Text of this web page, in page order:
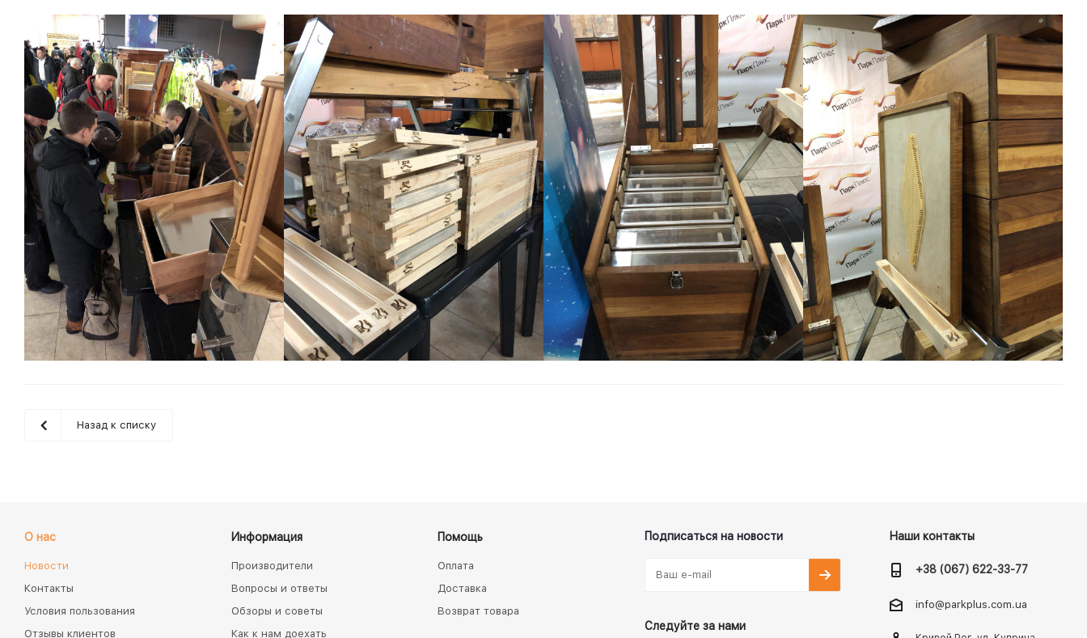
Назад к списку
О нас
Новости
Контакты
Условия пользования
Отзывы клиентов
Информация
Производители
Вопросы и ответы
Обзоры и советы
Как к нам доехать
Помощь
Оплата
Доставка
Возврат товара
Подписаться на новости
Следуйте за нами
Наши контакты
+38 (067) 622-33-77
info@parkplus.com.ua